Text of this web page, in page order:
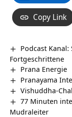
Copy Link
Podcast
Fortgeschrittene
Prana Energie
Pranayama
Vishuddha-
77 Minuten
Mudraleiter